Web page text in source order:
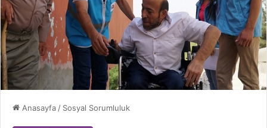
Anasayfa / Sosyal Sorumluluk